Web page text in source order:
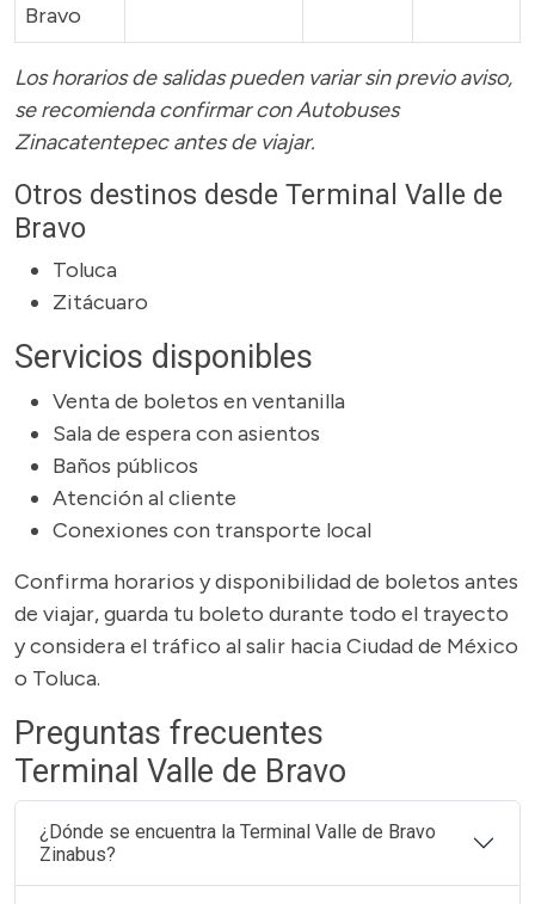
Bravo
Los horarios de salidas pueden variar sin previo aviso,
se recomienda confirmar con Autobuses
Zinacatentepec antes de viajar.
Otros destinos desde Terminal Valle de
Bravo
Toluca
Zitácuaro
Servicios disponibles
Venta de boletos en ventanilla
Sala de espera con asientos
Baños públicos
Atención al cliente
Conexiones con transporte local
Confirma horarios y disponibilidad de boletos antes
de viajar, guarda tu boleto durante todo el trayecto
y considera el tráfico al salir hacia Ciudad de México
o Toluca.
Preguntas frecuentes
Terminal Valle de Bravo
¿Dónde se encuentra la Terminal Valle de Bravo
Zinabus?